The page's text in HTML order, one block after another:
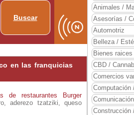
Buscar
en las franquicias
de restaurantes
Burger
aderezo tzatziki, queso
Animales /
Asesorías /
Automotriz
Belleza /
Bienes raices
CBD /
Comercios
Computación
Construcción